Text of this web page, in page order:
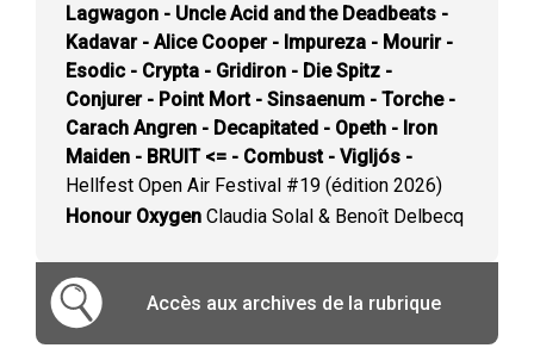
Lagwagon - Uncle Acid and the Deadbeats -
Kadavar - Alice Cooper - Impureza - Mourir -
Esodic - Crypta - Gridiron - Die Spitz -
Conjurer - Point Mort - Sinsaenum - Torche -
Carach Angren - Decapitated - Opeth - Iron
Maiden - BRUIT <= - Combust - Vigljós -
Hellfest Open Air Festival #19 (édition 2026)
Honour Oxygen Claudia Solal & Benoît Delbecq
Accès aux archives de la rubrique